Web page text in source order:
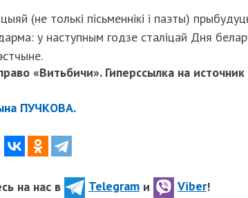
(не толькі пісьменнікі і паэты)
у наступным годзе сталіцай Дня
«Витьбичи». Гиперссылка на источник
ПУЧКОВА.
на нас в Telegram и Viber!